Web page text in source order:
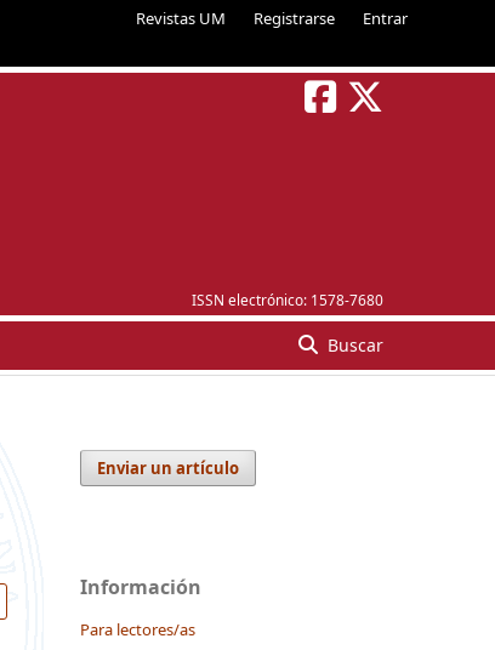
Revistas UM Registrarse Entrar
ISSN electrónico: 1578-7680
Buscar
Enviar un artículo
Información
Para lectores/as